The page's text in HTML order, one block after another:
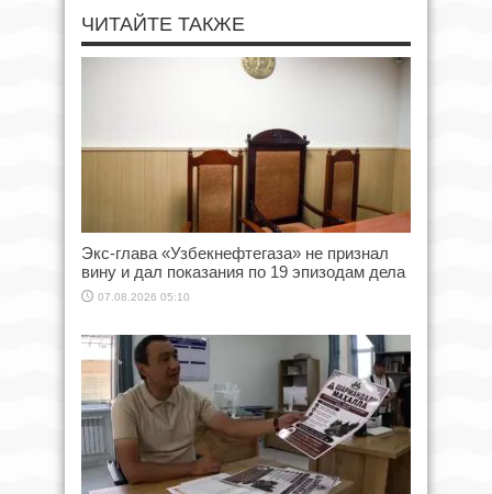
ЧИТАЙТЕ ТАКЖЕ
Экс-глава «Узбекнефтегаза» не признал
вину и дал показания по 19 эпизодам дела
07.08.2026 05:10